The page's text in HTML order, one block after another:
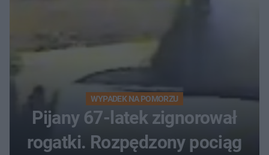
WYPADEK NA POMORZU
Pijany 67-latek zignorował
rogatki. Rozpędzony pociąg